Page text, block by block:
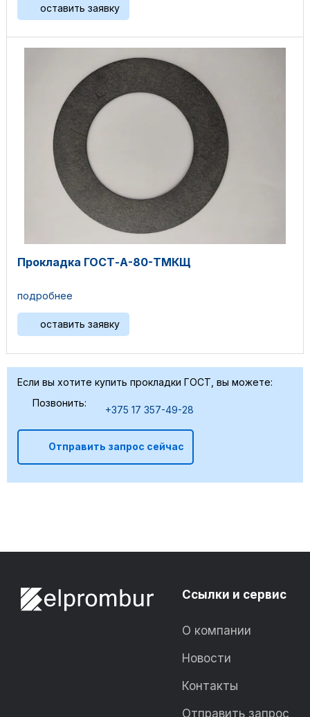
оставить заявку
Прокладка ГОСТ-А-80-ТМКЩ
подробнее
оставить заявку
Если вы хотите купить прокладки ГОСТ, вы можете:
Позвонить:
+375 17 357-49-28
Отправить запрос сейчас
Ссылки и сервис
О компании
Новости
Контакты
Отправить запрос